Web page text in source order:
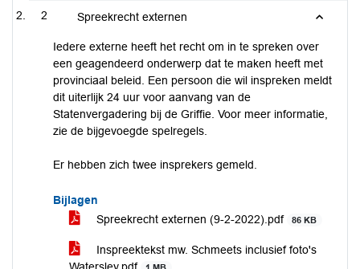
2 Spreekrecht externen
Iedere externe heeft het recht om in te spreken over
een geagendeerd onderwerp dat te maken heeft met
provinciaal beleid. Een persoon die wil inspreken meldt
dit uiterlijk 24 uur voor aanvang van de
Statenvergadering bij de Griffie. Voor meer informatie,
zie de bijgevoegde spelregels.
Er hebben zich twee insprekers gemeld.
Bijlagen
Spreekrecht externen (9-2-2022).pdf
86 KB
Inspreektekst mw. Schmeets inclusief foto's